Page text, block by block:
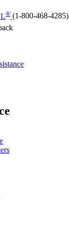
® (1-800-468-4285)